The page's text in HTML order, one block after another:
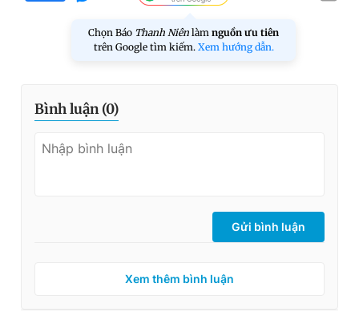
Chọn Báo Thanh Niên làm nguồn ưu tiên
trên Google tìm kiếm. Xem hướng dẫn.
Bình luận (0)
Gửi bình luận
Xem thêm bình luận